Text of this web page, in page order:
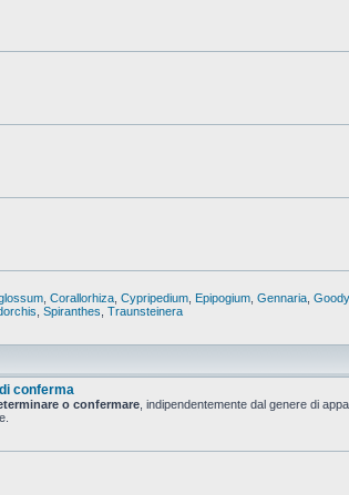
Corallorhiza Cypripedium Epipogium Gennaria
Spiranthes Traunsteinera
conferma
o confermare , indipendentemente dal genere di